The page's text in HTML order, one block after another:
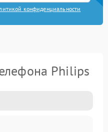
конфиденциальности
Philips